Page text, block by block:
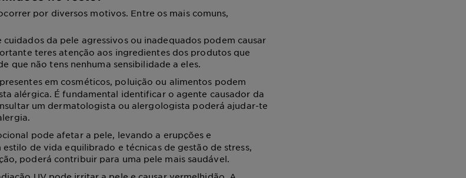
por diversos motivos. Entre os mais comuns,
da pele agressivos ou inadequados podem causar
teres atenção aos ingredientes dos produtos que
que não tens nenhuma sensibilidade a eles.
em cosméticos, poluição ou alimentos podem
alérgica. É fundamental identificar o agente causador da
um dermatologista ou alergologista poderá ajudar-te
pode afetar a pele, levando a erupções e
de vida equilibrado e técnicas de gestão de stress,
poderá contribuir para uma pele mais saudável.